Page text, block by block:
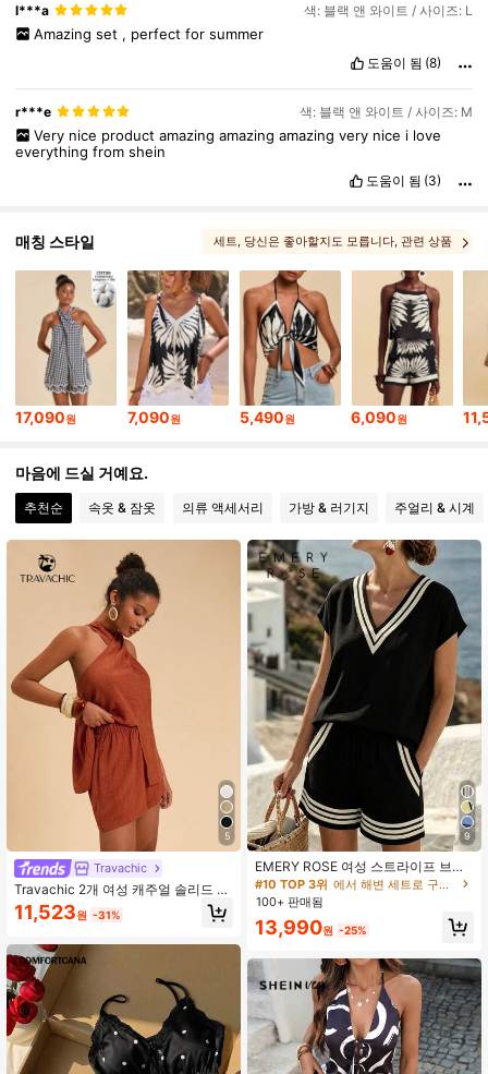
l***a 색: 블랙 앤 와이트 / 사이즈: L
Amazing set , perfect for summer
도움이 됨 (8)
r***e 색: 블랙 앤 와이트 / 사이즈: M
Very nice product amazing amazing amazing very nice i love
everythingfromshein
도움이 됨 (3)
매칭 스타일 세트 , 당신은 좋아할지도 모릅니다, 관련 상품
17,090원 7,090원 5,490원 6,090원
마음에 드실 거예요.
추천순 속옷 & 잠옷 의류 액세서리 가방 & 러기지 주얼리 & 시계
5
Travachic
Travachic 2개 여성 캐주얼 솔리드 컬
러 홀터넥 민소매 탑과 스플릿 헴 및
반바지 세트
11,523원 -31%
9
EMERY ROSE 여성 스트라이프 브이
넥 반팔 상의 및 반바지 캐주얼 2피스
세트
#10 TOP 3위
에서 해변 세트로 구성된 투피스 세트
100+ 판매됨
13,990원 -25%